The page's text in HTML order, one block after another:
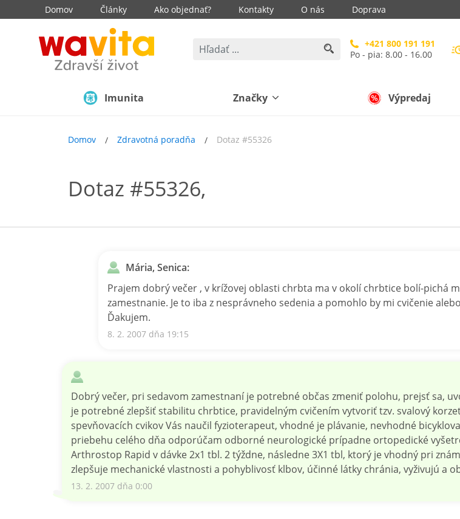
Domov Články Ako objednať? Kontakty O nás Doprava
+421 800 191 191
Po - pia: 8.00 - 16.00
Imunita Značky Výpredaj
Domov Zdravotná poradňa Dotaz #55326
Dotaz #55326,
Mária, Senica:
Prajem dobrý večer , v krížovej oblasti chrbta ma v okolí chrbtice bolí-pichá
zamestnanie. Je to iba z nesprávneho sedenia a pomohlo by mi cvičenie
Ďakujem.
8. 2. 2007 dňa 19:15
Dobrý večer, pri sedavom zamestnaní je potrebné občas zmeniť polohu, prejsť sa,
je potrebné zlepšiť stabilitu chrbtice, pravidelným cvičením vytvoriť tzv. svalový
spevňovacích cvikov Vás naučil fyzioterapeut, vhodné je plávanie, nevhodné
priebehu celého dňa odporúčam odborné neurologické prípadne ortopedické
Arthrostop Rapid v dávke 2x1 tbl. 2 týždne, následne 3X1 tbl, ktorý je vhodný pri
zlepšuje mechanické vlastnosti a pohyblivosť klbov, účinné látky chránia, vyživujú a
13. 2. 2007 dňa 0:00